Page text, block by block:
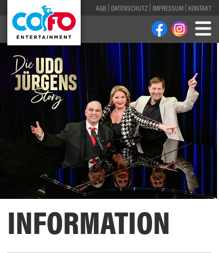
AGB DATENSCHUTZ IMPRESSUM KONTAKT
INFORMATION